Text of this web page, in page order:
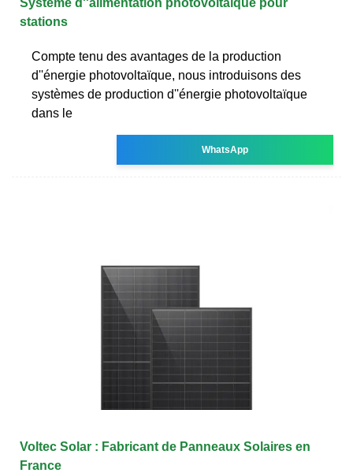
stations
Compte tenu des avantages de la production
d''énergie photovoltaïque, nous introduisons des
systèmes de production d''énergie photovoltaïque
dans le
WhatsApp
Voltec Solar : Fabricant de Panneaux Solaires en
France